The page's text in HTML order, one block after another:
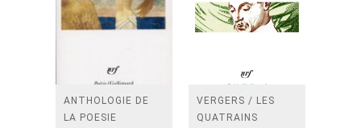
ANTHOLOGIE DE
LA POESIE
VERGERS / LES
QUATRAINS